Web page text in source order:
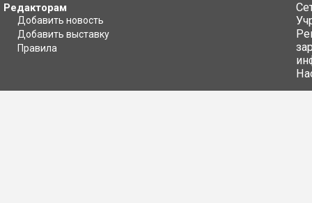
Редакторам
Добавить новость
Добавить выставку
Правила